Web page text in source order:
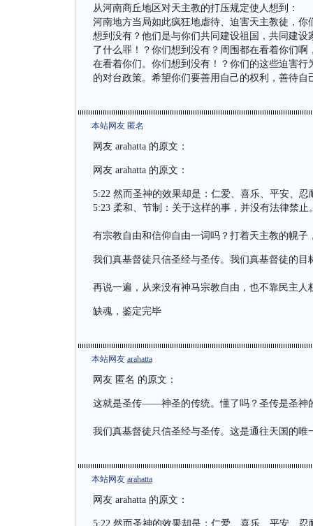
从河南商丘地区对天主教的打压规定使人想到：
河南地方当局如此疯狂地虐待、迫害天主教徒，
想到没有？他们是与你们共同建设祖国，共同建
了什么罪！？你们想到没有？周围都在看着你们
在看着你们。你们想到没有！？你们的这些迫害
的对台政策。希望你们要善用自己的权利，善待
本站网友 匿名
网友 arahatta的原文：
网友 arahatta的原文：
5:22 然而圣神的效果却是：仁爱、喜乐、平安、
5:23 柔和、节制：关于这样的事，并没有法律禁止
有宗教自由和信仰自由一词吗？打着天主教的幌子
我们真基督徒只信圣经与圣传。我们真基督徒的
再说一遍，从来没有神马宗教自由，也不靠民主
缺魂，鉴定完毕
本站网友 arahatta
网友 匿名 的原文：
这就是圣传——神圣的传统。懂了吗？圣传是圣神
我们真基督徒只信圣经与圣传。这是通往天国的唯
本站网友 arahatta
网友 arahatta的原文：
5:22 然而圣神的效果却是：仁爱、喜乐、平安、